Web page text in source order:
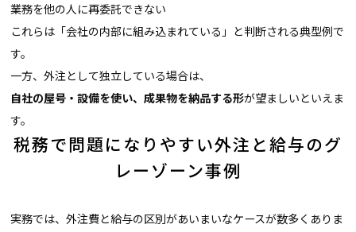
業務を他の人に再委託できない
これらは「会社の内部に組み込まれている」と判断される典型例で
す。
一方、外注として独立している場合は、
自社の屋号・設備を使い、成果物を納品する形が望ましいといえま
す。
税務で問題になりやすい外注と給与のグ
レーゾーン事例
実務では、外注費と給与の区別があいまいなケースが数多くありま